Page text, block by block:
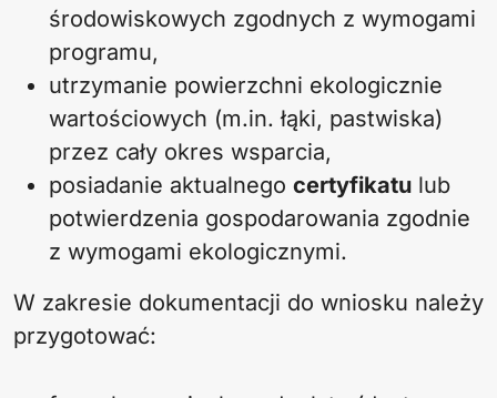
środowiskowych zgodnych z wymogami
programu,
utrzymanie powierzchni ekologicznie
wartościowych (m.in. łąki, pastwiska)
przez cały okres wsparcia,
posiadanie aktualnego certyfikatu lub
potwierdzenia gospodarowania zgodnie
z wymogami ekologicznymi.
W zakresie dokumentacji do wniosku należy
przygotować: